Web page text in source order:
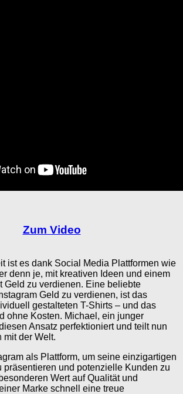
Zum Video
ist es dank Social Media Plattformen wie
denn je, mit kreativen Ideen und einem
Geld zu verdienen. Eine beliebte
Geld zu verdienen, ist das
gestalteten T-Shirts – und das
ohne Kosten. Michael, ein junger
Ansatz perfektioniert und teilt nun
mit der Welt.
als Plattform, um seine einzigartigen
präsentieren und potenzielle Kunden zu
Wert auf Qualität und
Marke schnell eine treue